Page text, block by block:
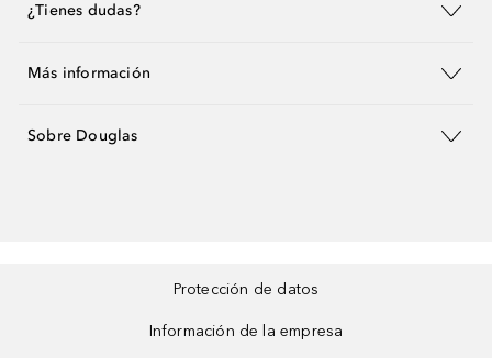
¿Tienes dudas?
Más información
Sobre Douglas
Protección de datos
Información de la empresa